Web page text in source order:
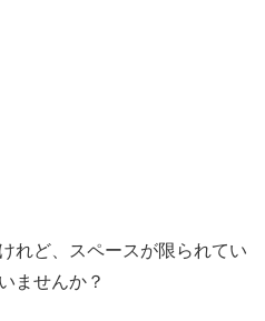
れど、スペースが限られてい
ませんか？